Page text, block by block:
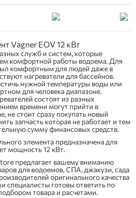
Vagner EOV 12 кВт
служб и систем, которые
комфортной работы водоема. Для
комфортным для людей даже в
нагреватели для бассейнов.
нужной температуры воды или
для человека диапазоне.
состоят из разных
времени могут прийти в
не стоит сразу покупать новый
запчасть которая не работает и тем
сумму финансовых средств.
элемента предназначена для
мощность 12 кВт.
предлагает вашему вниманию
для водоемов, СПА, джакузи, сада
оригинального качества
специалисты готовы ответить по
товара и расчетами.